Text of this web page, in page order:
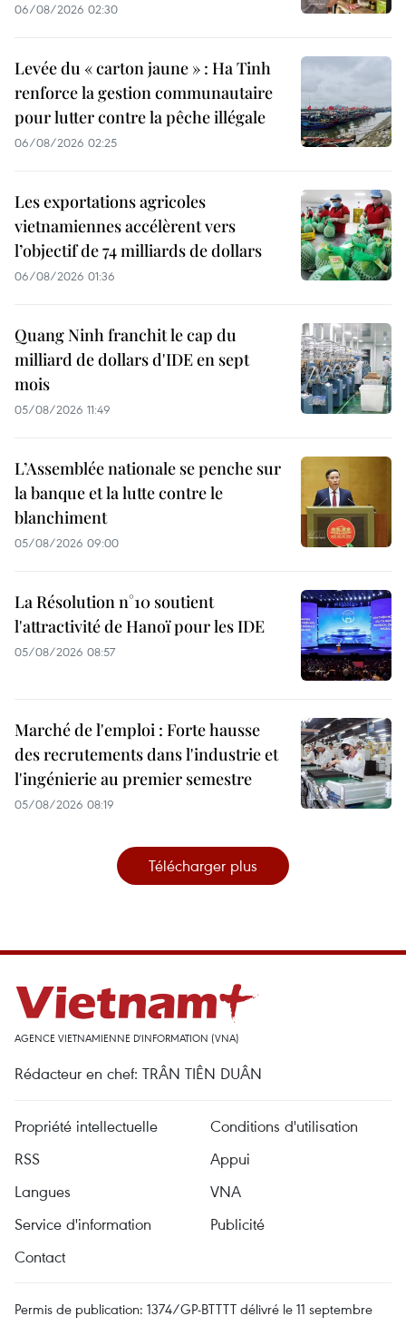
06/08/2026 02:30
Levée du « carton jaune » : Ha Tinh
renforce la gestion communautaire
pour lutter contre la pêche illégale
06/08/2026 02:25
Les exportations agricoles
vietnamiennes accélèrent vers
l’objectif de 74 milliards de dollars
06/08/2026 01:36
Quang Ninh franchit le cap du
milliard de dollars d'IDE en sept
mois
05/08/2026 11:49
L’Assemblée nationale se penche sur
la banque et la lutte contre le
blanchiment
05/08/2026 09:00
La Résolution n°10 soutient
l'attractivité de Hanoï pour les IDE
05/08/2026 08:57
Marché de l'emploi : Forte hausse
des recrutements dans l'industrie et
l'ingénierie au premier semestre
05/08/2026 08:19
Télécharger plus
AGENCE VIETNAMIENNE D'INFORMATION (VNA)
Rédacteur en chef: TRÂN TIÊN DUÂN
Propriété intellectuelle
Conditions d'utilisation
RSS
Appui
Langues
VNA
Service d'information
Publicité
Contact
Permis de publication: 1374/GP-BTTTT délivré le 11 septembre